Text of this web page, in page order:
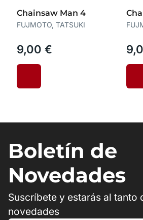
Chainsaw Man 4
FUJMOTO, TATSUKI
9,00 €
Boletín de
Novedades
Suscríbete y estarás al tanto
novedades